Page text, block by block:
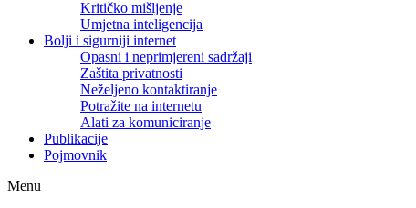
Kritičko mišljenje
Umjetna inteligencija
Bolji i sigurniji internet
Opasni i neprimjereni sadržaji
Zaštita privatnosti
Neželjeno kontaktiranje
Potražite na internetu
Alati za komuniciranje
Publikacije
Pojmovnik
Menu